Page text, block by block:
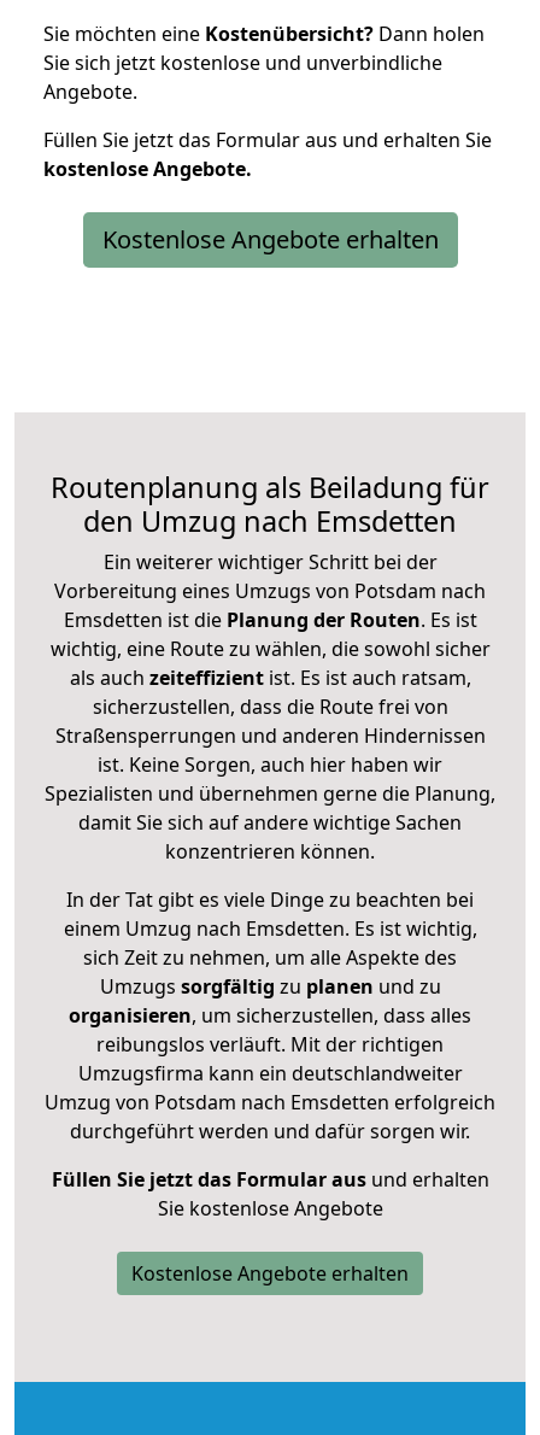
Sie möchten eine Kostenübersicht? Dann holen
Sie sich jetzt kostenlose und unverbindliche
Angebote.
Füllen Sie jetzt das Formular aus und erhalten Sie
kostenloseAngebote.
Kostenlose Angebote erhalten
Routenplanung als Beiladung für
den Umzug nach Emsdetten
Ein weiterer wichtiger Schritt bei der
Vorbereitung eines Umzugs von Potsdam nach
Emsdetten ist diePlanung der Routen. Es ist
wichtig, eine Route zu wählen, die sowohl sicher
als auch zeiteffizientist. Es ist auch ratsam,
sicherzustellen, dass die Route frei von
Straßensperrungen und anderen Hindernissen
ist. Keine Sorgen, auch hier haben wir
Spezialisten und übernehmen gerne die Planung,
damit Sie sich auf andere wichtige Sachen
konzentrieren können.
In der Tat gibt es viele Dinge zu beachten bei
einem Umzug nach Emsdetten. Es ist wichtig,
sich Zeit zu nehmen, um alle Aspekte des
Umzugs sorgfältig zu planen und zu
organisieren, um sicherzustellen, dass alles
reibungslos verläuft. Mit der richtigen
Umzugsfirma kann ein deutschlandweiter
Umzug von Potsdam nach Emsdetten erfolgreich
durchgeführt werden und dafür sorgen wir.
Füllen Sie jetzt das Formular ausund erhalten
Sie kostenlose Angebote
Kostenlose Angebote erhalten